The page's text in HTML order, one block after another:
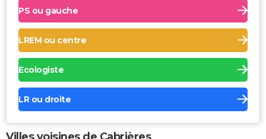
PS ou gauche
LREM ou centre
Ecologiste
LR ou droite